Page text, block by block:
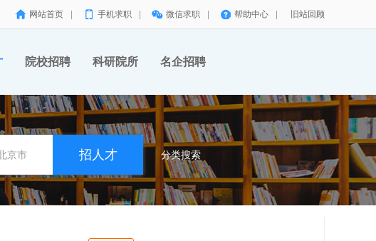
网站首页 手机求职 微信求职 帮助中心 旧站回顾
院校招聘 科研院所 名企招聘
京市 分类搜索